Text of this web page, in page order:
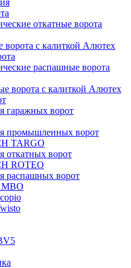
откатные ворота
ворота с калиткой Алютех
распашные ворота
ворота с калиткой Алютех
гаражных ворот
промышленных ворот
TARGO
откатных ворот
ROTEO
распашных ворот